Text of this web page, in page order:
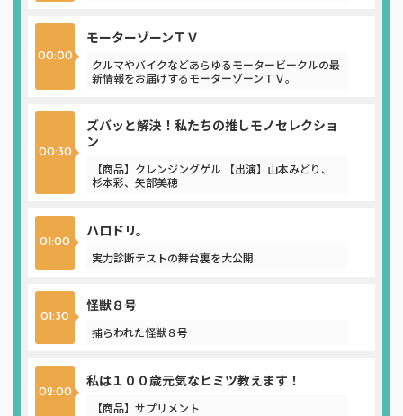
00:00
モーターゾーンＴＶ
クルマやバイクなどあらゆるモータービークルの最
新情報をお届けするモーターゾーンＴＶ。
00:30
ズバッと解決！私たちの推しモノセレクショ
ン
【商品】クレンジングゲル 【出演】山本みどり、
杉本彩、矢部美穂
01:00
ハロドリ。
実力診断テストの舞台裏を大公開
01:30
怪獣８号
捕らわれた怪獣８号
02:00
私は１００歳元気なヒミツ教えます！
【商品】サプリメント